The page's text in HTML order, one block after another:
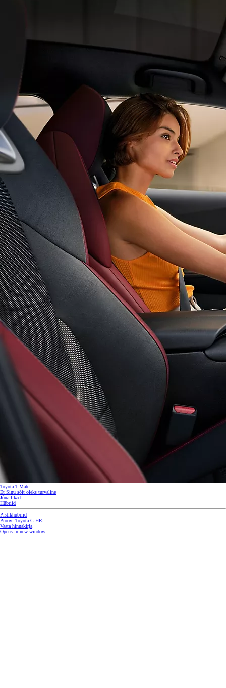
Toyota T-Mate
Et Sinu sõit oleks turvaline
Jõuallikad
Hübriid
Pistikhübriid
Proovi Toyota C‑HRi
Vaata hinnakirja
Opens in new window